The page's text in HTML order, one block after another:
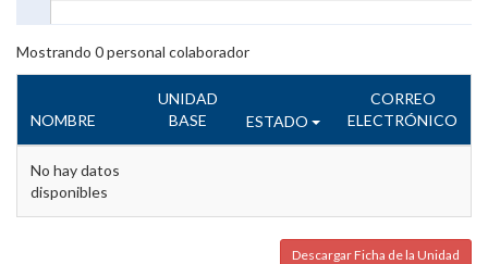
Mostrando 0personal colaborador
NOMBRE
UNIDAD
BASE
ESTADO
CORREO
ELECTRÓNICO
No hay datos
disponibles
Descargar Ficha de la Unidad